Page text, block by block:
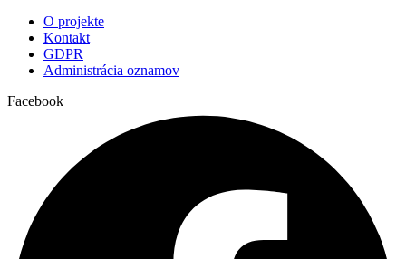
O projekte
Kontakt
GDPR
Administrácia oznamov
Facebook